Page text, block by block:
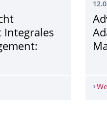
Integrales
Modellprojekt